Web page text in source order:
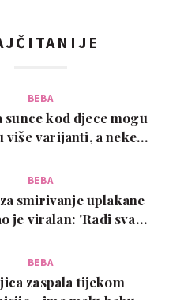
BEBA
kod djece mogu
više varijanti, a neke
BEBA
smirivanje uplakane
je viralan: 'Radi svaki
BEBA
zaspala tijekom